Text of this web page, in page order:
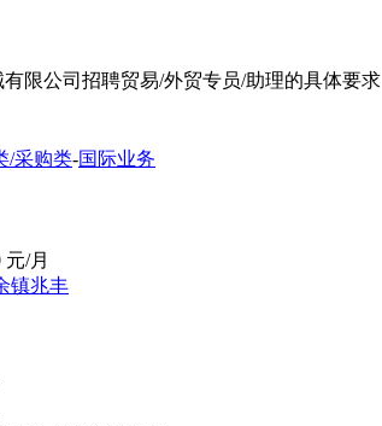
限公司招聘贸易/外贸专员/助理的具体要求
/采购类-国际业务
/月
镇兆丰